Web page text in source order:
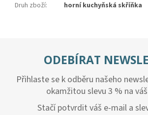
Druh zboží: horní kuchyňská skříňka
ODEBÍRAT
Přihlaste se k odběru našeho
okamžitou slevu 3 % na
Stačí potvrdit váš e-mail a